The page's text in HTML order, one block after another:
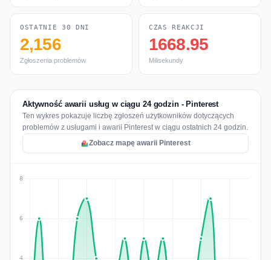
OSTATNIE 30 DNI
2,156
Zgłoszenia problemów
CZAS REAKCJI
1668.95
Milisekundy
Aktywność awarii usług w ciągu 24 godzin - Pinterest
Ten wykres pokazuje liczbę zgłoszeń użytkowników dotyczących
problemów z usługami i awarii Pinterest w ciągu ostatnich 24 godzin.
Zobacz mapę awarii Pinterest